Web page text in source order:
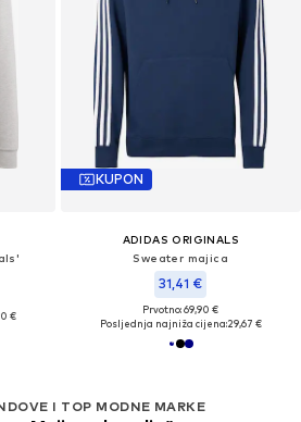
€
I TOP MODNE MARKE
KUPON
ADIDAS ORIGINALS
Sweater majica
31,41 €
Prvotno: 69,90 €
Posljednja najniža cijena:29,67 €